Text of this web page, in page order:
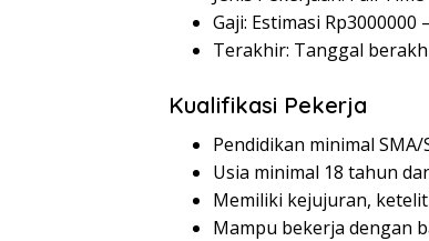
Gaji: Estimasi Rp3000000
Terakhir: Tanggal
Kualifikasi Pekerja
Pendidikan minimal
Usia minimal 18 tahun
Memiliki kejujuran,
Mampu bekerja dengan